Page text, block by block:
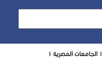
الجامعات المصرية